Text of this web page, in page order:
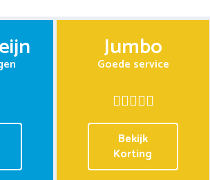
Jumbo
Goede service
Bekijk
Korting